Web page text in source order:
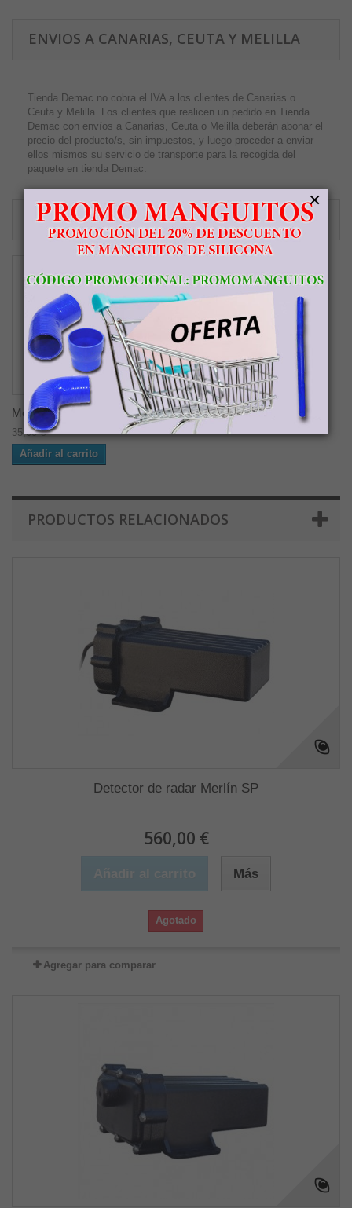
ENVIOS A CANARIAS, CEUTA Y MELILLA
Tienda Demac no cobra el IVA a los clientes de Canarias o
Ceuta y Melilla. Los clientes que realicen un pedido en Tienda
Demac con envíos a Canarias, Ceuta o Melilla deberán abonar el
precio del producto/s, sin impuestos, y luego proceder a enviar
ellos mismos su servicio de transporte para la recogida del
paquete en tienda Demac.
ACCESORIOS
Merlín Consola
35,00 €
Añadir al carrito
PRODUCTOS RELACIONADOS
Detector de radar Merlín SP
560,00 €
Más
Agotado
Agregar para comparar
×